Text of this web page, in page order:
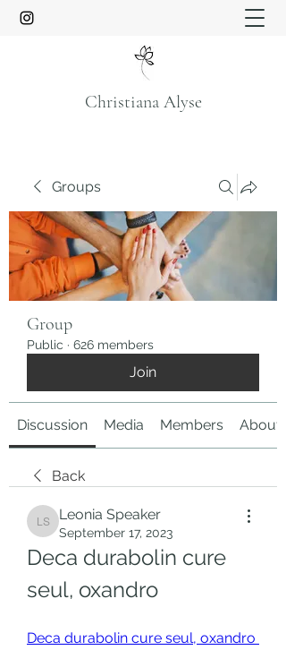
Christiana Alyse
Groups
Group
Public · 626 members
Join
Discussion Media Members About
Back
Leonia Speaker
Leonia Speaker
September 17, 2023
Deca durabolin cure
seul, oxandro
Deca durabolin cure seul, oxandro